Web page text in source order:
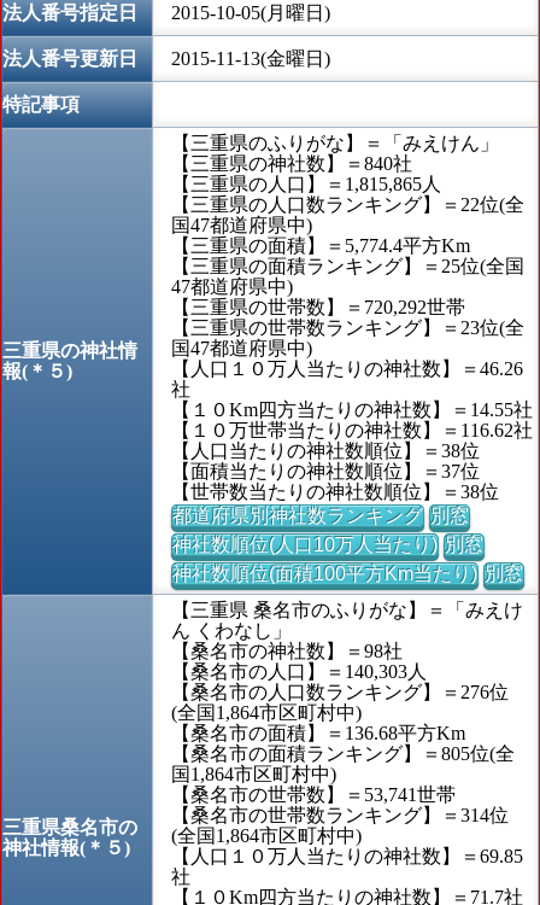
法人番号指定日 2015-10-05(月曜日)
法人番号更新日 2015-11-13(金曜日)
特記事項
三重県の神社情
報(＊５)
【三重県のふりがな】＝「みえけん」
【三重県の神社数】＝840社
【三重県の人口】＝1,815,865人
【三重県の人口数ランキング】＝22位(全
国47都道府県中)
【三重県の面積】＝5,774.4平方Km
【三重県の面積ランキング】＝25位(全国
47都道府県中)
【三重県の世帯数】＝720,292世帯
【三重県の世帯数ランキング】＝23位(全
国47都道府県中)
【人口１０万人当たりの神社数】＝46.26
社
【１０Km四方当たりの神社数】＝14.55社
【１０万世帯当たりの神社数】＝116.62社
【人口当たりの神社数順位】＝38位
【面積当たりの神社数順位】＝37位
【世帯数当たりの神社数順位】＝38位
都道府県別神社数ランキング 別窓
神社数順位(人口10万人当たり) 別窓
神社数順位(面積100平方Km当たり) 別窓
三重県桑名市の
神社情報(＊５)
【三重県 桑名市のふりがな】＝「みえけ
ん くわなし」
【桑名市の神社数】＝98社
【桑名市の人口】＝140,303人
【桑名市の人口数ランキング】＝276位
(全国1,864市区町村中)
【桑名市の面積】＝136.68平方Km
【桑名市の面積ランキング】＝805位(全
国1,864市区町村中)
【桑名市の世帯数】＝53,741世帯
【桑名市の世帯数ランキング】＝314位
(全国1,864市区町村中)
【人口１０万人当たりの神社数】＝69.85
社
【１０Km四方当たりの神社数】＝71.7社